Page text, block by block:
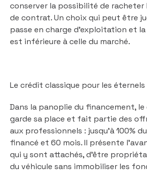
conserver la possibilité de racheter
de contrat. Un choix qui peut être
passe en charge d’exploitation et
est inférieure à celle du marché.
Le crédit classique pour les
Dans la panoplie du financement,
garde sa place et fait partie des
aux professionnels : jusqu’à 100%
financé et 60 mois. Il présente
qui y sont attachés, d’être
du véhicule sans immobiliser les